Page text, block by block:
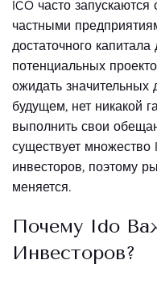
ICO часто
частными
достаточного капитала
потенциальных
ожидать значительных
будущем, нет никакой
выполнить свои
существует множество
инвесторов, поэтому
меняется.
Почему Ido
Инвесторов?